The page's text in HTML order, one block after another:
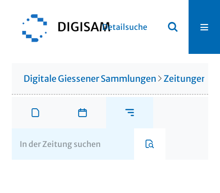
Detailsuche
Digitale Giessener Sammlungen Zeitungen